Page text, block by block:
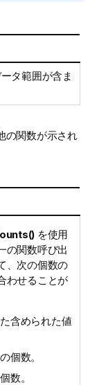
タ範囲が含ま
の関数が示され
を使用
の関数呼び出
、次の個数の
わせることが
含められた値
個数。
数。